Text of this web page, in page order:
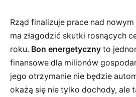
Rząd finalizuje prace nad
ma złagodzić skutki rosnących
roku. Bon energetyczny to
finansowe dla milionów
jego otrzymanie nie będzie
okażą się nie tylko dochody, ale